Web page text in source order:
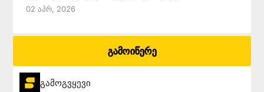
02 Აპრ, 2026
გამოიწერე
გამოგვყევი